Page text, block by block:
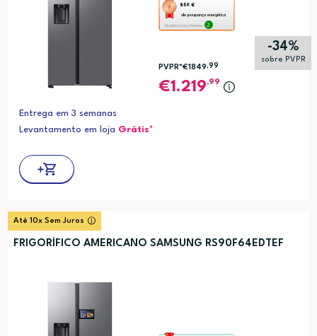
859 €
de poupança energética
Modelos mais eficientes 2
Esta
ação
de
-34%
sobre PVPR
PVPR*€1849,99
1.219,99
Entrega em 3 semanas
Levantamento em loja Grátis*
Até 10x Sem Juros
FRIGORÍFICO AMERICANO SAMSUNG RS90F64EDTEF